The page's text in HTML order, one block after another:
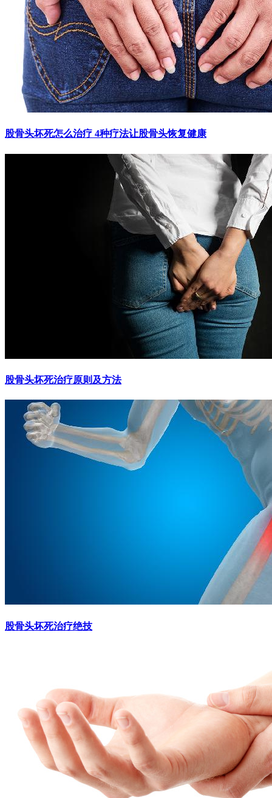
股骨头坏死怎么治疗 4种疗法让股骨头恢复健康
股骨头坏死治疗原则及方法
股骨头坏死治疗绝技